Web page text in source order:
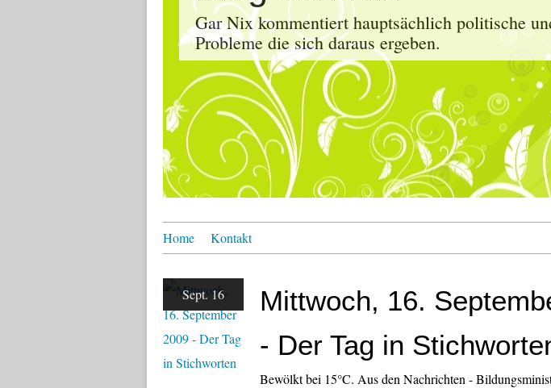
Gar Nix kommentiert hauptsächlich politische
Probleme die sich daraus ergeben.
Home Kontakt
Sept. 16
Mittwoch, 16.
- Der Tag in
Bewölkt bei 15°C. Aus den Nachrichten -